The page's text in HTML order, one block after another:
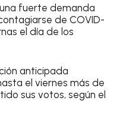
fuerte demanda
de COVID-
el día de los
anticipada
el viernes más de
sus votos, según el